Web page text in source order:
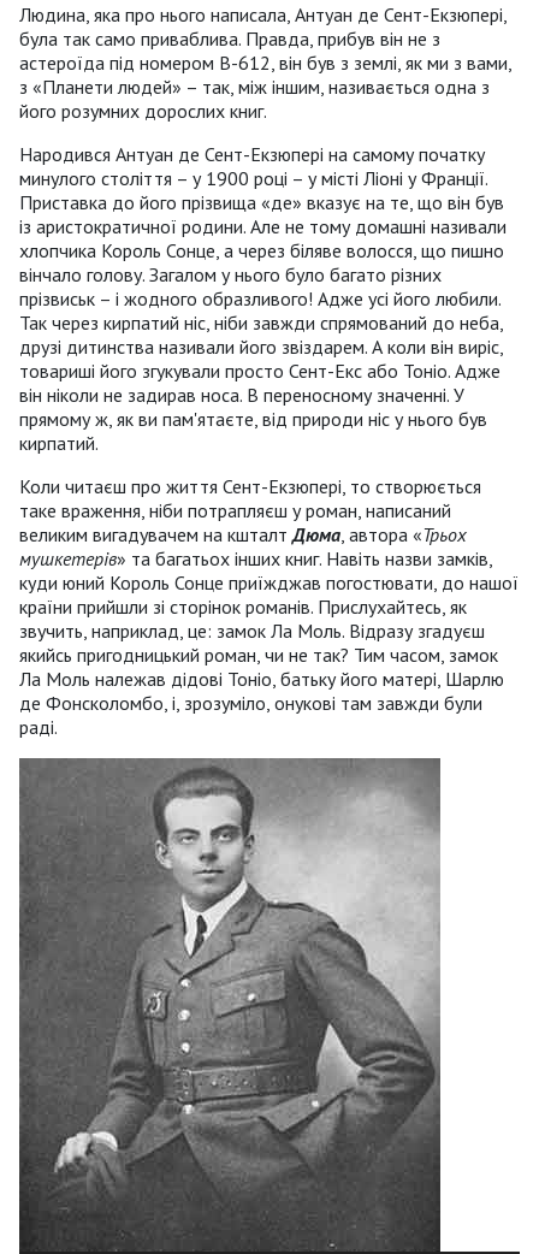
Людина, яка про нього написала, Антуан де Сент-Екзюпері,
була так само приваблива. Правда, прибув він не з
астероїда під номером В-612, він був з землі, як ми з вами,
з «Планети людей» – так, між іншим, називається одна з
його розумних дорослих книг.
Народився Антуан де Сент-Екзюпері на самому початку
минулого століття – у 1900 році – у місті Ліоні у Франції.
Приставка до його прізвища «де» вказує на те, що він був
із аристократичної родини. Але не тому домашні називали
хлопчика Король Сонце, а через біляве волосся, що пишно
вінчало голову. Загалом у нього було багато різних
прізвиськ – і жодного образливого! Адже усі його любили.
Так через кирпатий ніс, ніби завжди спрямований до неба,
друзі дитинства називали його звіздарем. А коли він виріс,
товариші його згукували просто Сент-Екс або Тоніо. Адже
він ніколи не задирав носа. В переносному значенні. У
прямому ж, як ви пам'ятаєте, від природи ніс у нього був
кирпатий.
Коли читаєш про життя Сент-Екзюпері, то створюється
таке враження, ніби потрапляєш у роман, написаний
великим вигадувачем на кшталтДюма , автора «Трьох
мушкетерів» та багатьох інших книг. Навіть назви замків,
куди юний Король Сонце приїжджав погостювати, до нашої
країни прийшли зі сторінок романів. Прислухайтесь, як
звучить, наприклад, це: замок Ла Моль. Відразу згадуєш
якийсь пригодницький роман, чи не так? Тим часом, замок
Ла Моль належав дідові Тоніо, батьку його матері, Шарлю
де Фонсколомбо, і, зрозуміло, онукові там завжди були
раді.